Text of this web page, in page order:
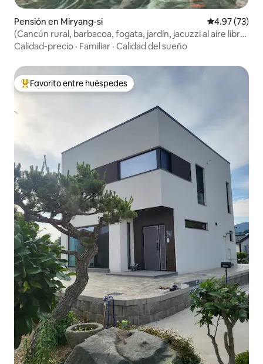
Pensión en Miryang-si Calificación
4.97 (73)
(Cancún rural, barbacoa, fogata, jardín, jacuzzi al aire libre)
Casa rural privada con amplio patio con buena vista
Calidad-precio · Familiar · Calidad del sueño
Favorito entre huéspedes preferido
Favorito entre huéspedes